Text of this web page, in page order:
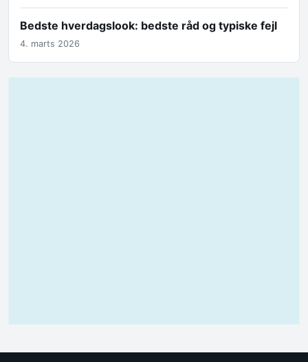
Bedste hverdagslook: bedste råd og typiske fejl
4. marts 2026